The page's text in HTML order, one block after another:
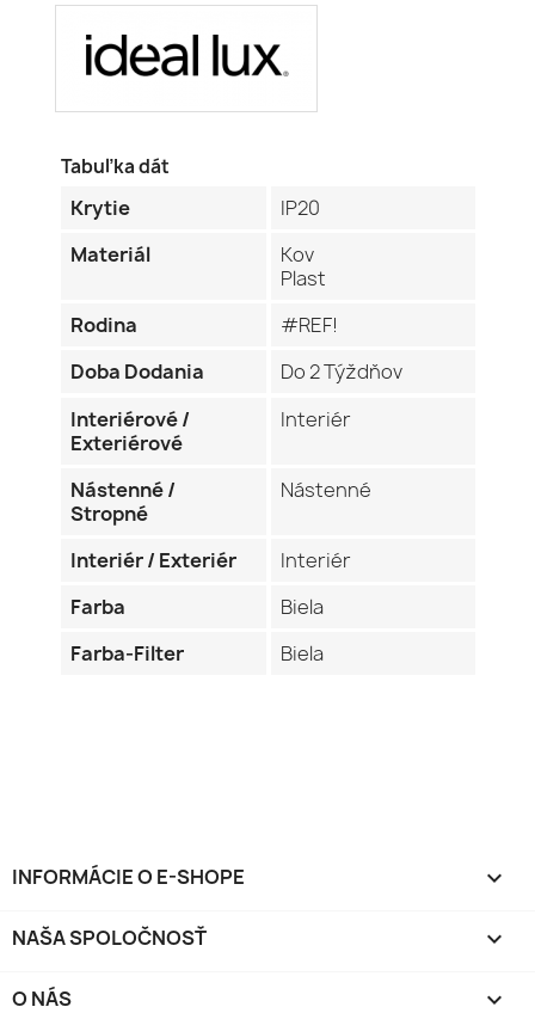
Tabuľka dát
Krytie
IP20
Materiál
Kov
Plast
Rodina
#REF!
Doba Dodania
Do 2 Týždňov
Interiérové /
Exteriérové
Interiér
Nástenné /
Stropné
Nástenné
Interiér / Exteriér
Interiér
Farba
Biela
Farba-Filter
Biela
INFORMÁCIE O E-SHOPE keyboard_arrow_down
NAŠA SPOLOČNOSŤ 
O NÁS 